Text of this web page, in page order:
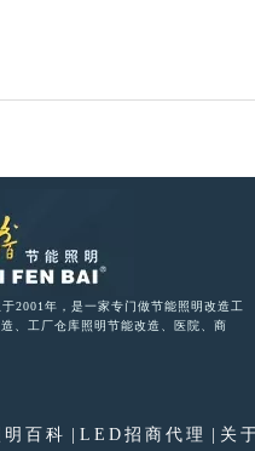
2001年，是一家专门做节能照明改造工
、工厂仓库照明节能改造、医院、商
明百科 LED招商代理 关